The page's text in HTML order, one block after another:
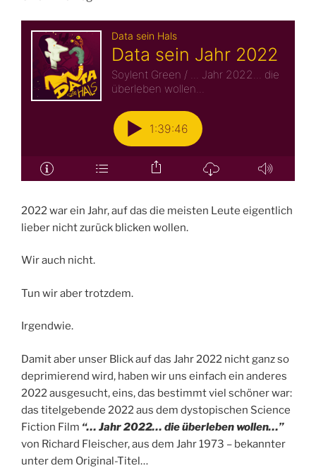
2022 war ein Jahr, auf das die meisten Leute eigentlich
lieber nicht zurück blicken wollen.
Wir auch nicht.
Tun wir aber trotzdem.
Irgendwie.
Damit aber unser Blick auf das Jahr 2022 nicht ganz so
deprimierend wird, haben wir uns einfach ein anderes
2022 ausgesucht, eins, das bestimmt viel schöner war:
das titelgebende 2022 aus dem dystopischen Science
Fiction Film “… Jahr 2022… die überleben wollen…”
von Richard Fleischer, aus dem Jahr 1973 – bekannter
unter dem Original-Titel…